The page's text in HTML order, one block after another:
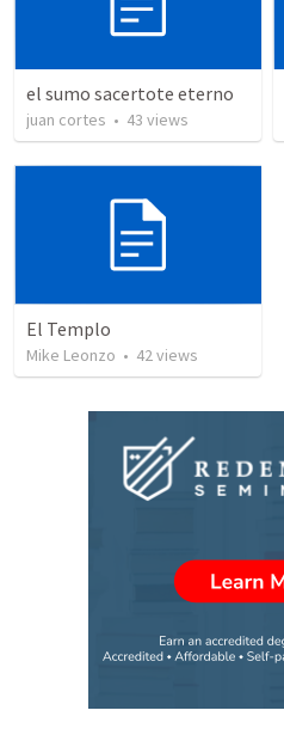
el sumo sacertote eterno
juan cortes • 43 views
El Templo
Mike Leonzo • 42views